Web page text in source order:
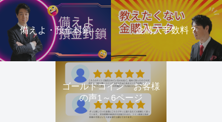
備えよ・預金封鎖 金購入手数料？
ゴールドコイン お客様
の声1～6ページ